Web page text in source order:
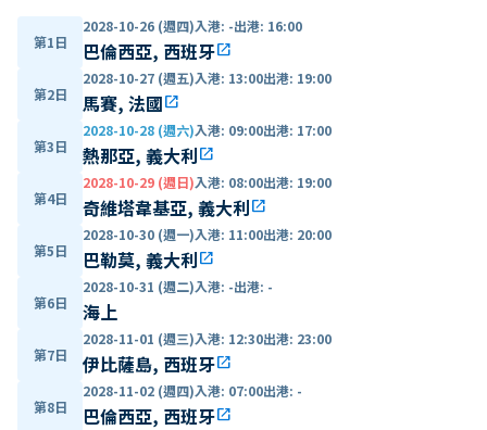
第1日
2028-10-26 (週四)入港: -出港: 16:00
巴倫西亞, 西班牙open_in_new
第2日
2028-10-27 (週五)入港: 13:00出港: 19:00
馬賽, 法國open_in_new
第3日
2028-10-28 (週六)入港: 09:00出港: 17:00
熱那亞, 義大利open_in_new
第4日
2028-10-29 (週日)入港: 08:00出港: 19:00
奇維塔韋基亞, 義大利open_in_new
第5日
2028-10-30 (週一)入港: 11:00出港: 20:00
巴勒莫, 義大利open_in_new
第6日
2028-10-31 (週二)入港: -出港: -
海上
第7日
2028-11-01 (週三)入港: 12:30出港: 23:00
伊比薩島, 西班牙open_in_new
第8日
2028-11-02 (週四)入港: 07:00出港: -
巴倫西亞, 西班牙open_in_new